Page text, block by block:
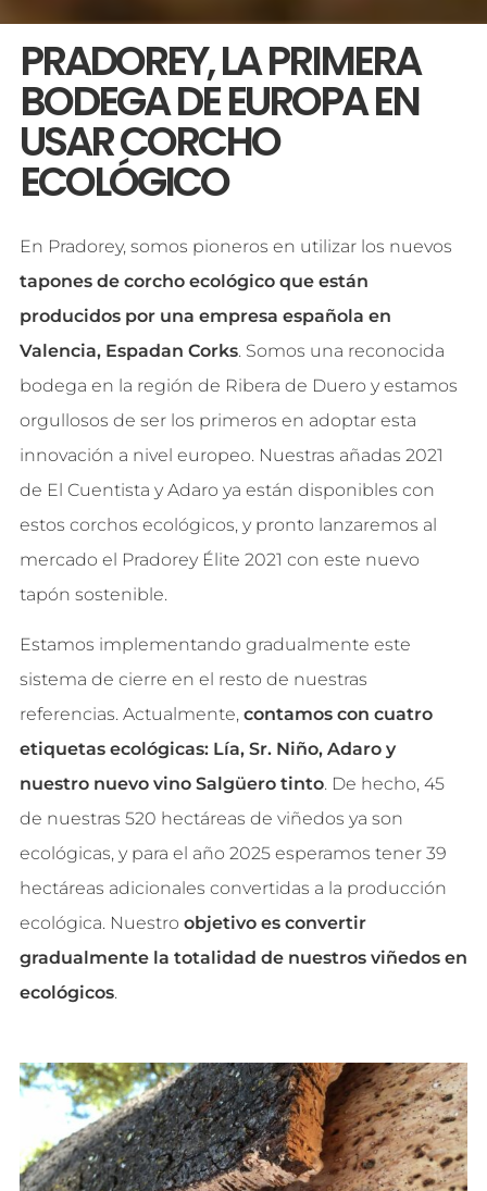
PRADOREY, LA PRIMERA
BODEGA DE EUROPA EN
USAR CORCHO
ECOLÓGICO
En Pradorey, somos pioneros en utilizar los nuevos
tapones de corcho ecológico que están
producidos por una empresa española en
Valencia, Espadan Corks. Somos una reconocida
bodega en la región de Ribera de Duero y estamos
orgullosos de ser los primeros en adoptar esta
innovación a nivel europeo. Nuestras añadas 2021
de El Cuentista y Adaro ya están disponibles con
estos corchos ecológicos, y pronto lanzaremos al
mercado el Pradorey Élite 2021 con este nuevo
tapón sostenible.
Estamos implementando gradualmente este
sistema de cierre en el resto de nuestras
referencias. Actualmente, contamos con cuatro
etiquetas ecológicas: Lía, Sr. Niño, Adaro y
nuestro nuevo vino Salgüero tinto. De hecho, 45
de nuestras 520 hectáreas de viñedos ya son
ecológicas, y para el año 2025 esperamos tener 39
hectáreas adicionales convertidas a la producción
ecológica. Nuestro objetivo es convertir
gradualmente la totalidad de nuestros viñedos en
ecológicos.